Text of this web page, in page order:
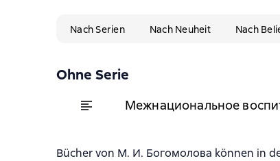
Nach Serien Nach Neuheit Nach
Ohne Serie
Межнациональное
Bücher von М. И. Богомолова können in